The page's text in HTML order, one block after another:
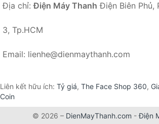
Địa chỉ:Điện Máy Thanh Điện Biên Phủ,
3, Tp.HCM
Email: lienhe@dienmaythanh.com
Liên kết hữu ích: Tỷ giá, The Face Shop 360,
Coin
© 2026 – DienMayThanh.com -Điện